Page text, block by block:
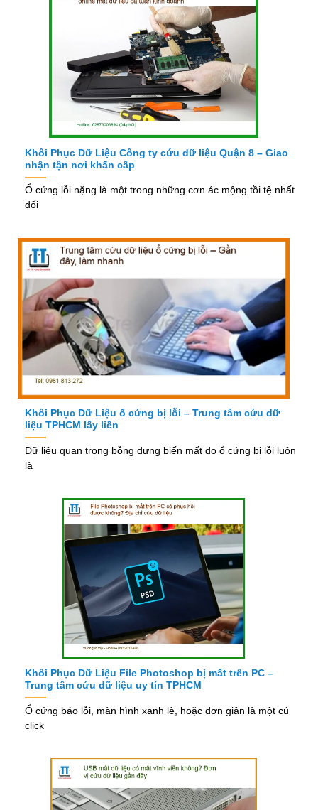
Khôi Phục Dữ Liệu Công ty cứu dữ liệu Quận 8 – Giao
nhận tận nơi khẩn cấp
Ổ cứng lỗi nặng là một trong những cơn ác mộng tồi tệ nhất
đối
Khôi Phục Dữ Liệu ổ cứng bị lỗi – Trung tâm cứu dữ
liệu TPHCM lấy liền
Dữ liệu quan trọng bỗng dưng biến mất do ổ cứng bị lỗi luôn
là
Khôi Phục Dữ Liệu File Photoshop bị mất trên PC –
Trung tâm cứu dữ liệu uy tín TPHCM
Ổ cứng báo lỗi, màn hình xanh lè, hoặc đơn giản là một cú
click